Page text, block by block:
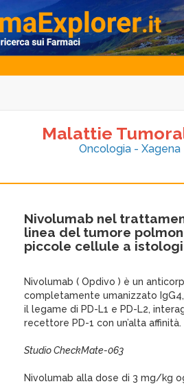
Malattie
Oncologia - Xagena
Nivolumab nel
linea del tumore
piccole cellule a
Nivolumab ( Opdivo ) è un
completamente umanizzato
il legame di PD-L1 e PD-L2,
recettore PD-1 con un’alta affinità.
Studio CheckMate-063
Nivolumab alla dose di 3 mg/kg